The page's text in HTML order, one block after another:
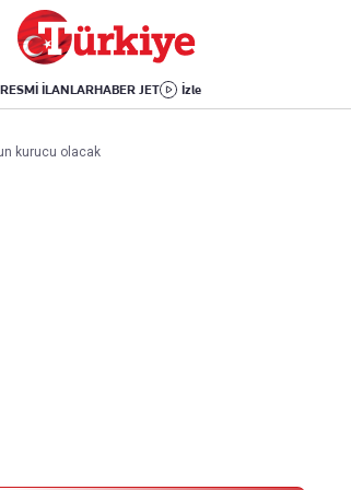
RESMİ İLANLARHABER JET İzle
Yaşam
Sağlık
Yemek
Aktüel
Kitap
kurucu olacak